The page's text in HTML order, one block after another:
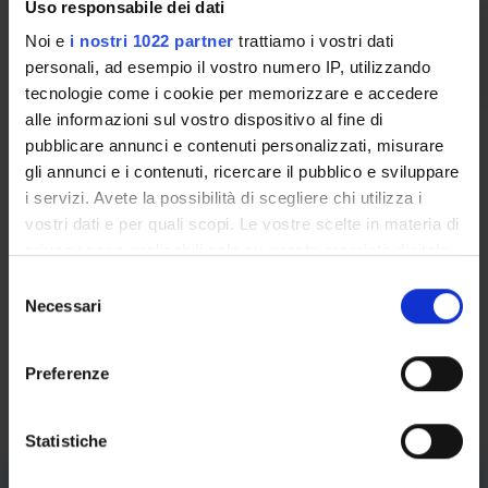
Uso responsabile dei dati
Noi e i nostri 1022 partner trattiamo i vostri dati
personali, ad esempio il vostro numero IP, utilizzando
tecnologie come i cookie per memorizzare e accedere
alle informazioni sul vostro dispositivo al fine di
pubblicare annunci e contenuti personalizzati, misurare
gli annunci e i contenuti, ricercare il pubblico e sviluppare
i servizi. Avete la possibilità di scegliere chi utilizza i
vostri dati e per quali scopi. Le vostre scelte in materia di
modificare o revocare il proprio consenso in qualsiasi
momento dalla Dichiarazione sui cookie o facendo clic
raccogliere informazioni sulla tua posizione
geografica, con un'approssimazione di qualche
Necessari
Preferenze
Statistiche
Data prova ammissione:11 settembre 2019 -
11:00
Costi:
Contributo per l'ammissione al concorso
50 euro (da versare tramite il
bollettino MAV reso disponibile dal
sistema di iscrizione al concorso)